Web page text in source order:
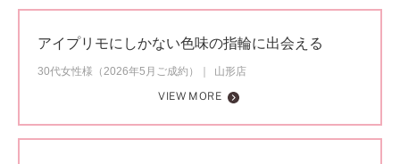
アイプリモにしかない色味の指輪に出会える
30代女性様（2026年5月ご成約）
山形店
VIEW MORE